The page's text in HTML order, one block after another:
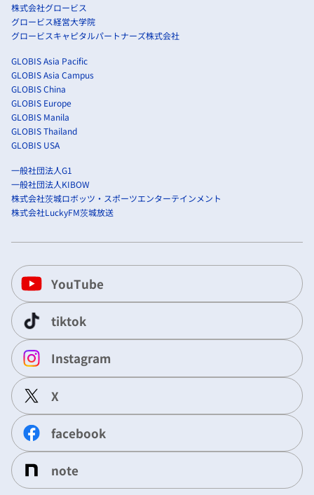
株式会社グロービス
グロービス経営大学院
グロービスキャピタルパートナーズ株式会社
GLOBIS Asia Pacific
GLOBIS Asia Campus
GLOBIS China
GLOBIS Europe
GLOBIS Manila
GLOBIS Thailand
GLOBIS USA
一般社団法人G1
一般社団法人KIBOW
株式会社茨城ロボッツ・スポーツエンターテインメント
株式会社LuckyFM茨城放送
YouTube
tiktok
Instagram
X
facebook
note